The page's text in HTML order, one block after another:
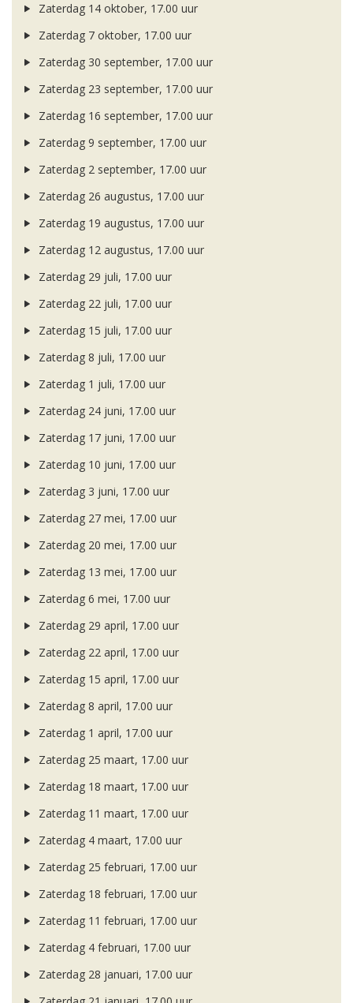
Zaterdag 14 oktober, 17.00 uur
Zaterdag 7 oktober, 17.00 uur
Zaterdag 30 september, 17.00 uur
Zaterdag 23 september, 17.00 uur
Zaterdag 16 september, 17.00 uur
Zaterdag 9 september, 17.00 uur
Zaterdag 2 september, 17.00 uur
Zaterdag 26 augustus, 17.00 uur
Zaterdag 19 augustus, 17.00 uur
Zaterdag 12 augustus, 17.00 uur
Zaterdag 29 juli, 17.00 uur
Zaterdag 22 juli, 17.00 uur
Zaterdag 15 juli, 17.00 uur
Zaterdag 8 juli, 17.00 uur
Zaterdag 1 juli, 17.00 uur
Zaterdag 24 juni, 17.00 uur
Zaterdag 17 juni, 17.00 uur
Zaterdag 10 juni, 17.00 uur
Zaterdag 3 juni, 17.00 uur
Zaterdag 27 mei, 17.00 uur
Zaterdag 20 mei, 17.00 uur
Zaterdag 13 mei, 17.00 uur
Zaterdag 6 mei, 17.00 uur
Zaterdag 29 april, 17.00 uur
Zaterdag 22 april, 17.00 uur
Zaterdag 15 april, 17.00 uur
Zaterdag 8 april, 17.00 uur
Zaterdag 1 april, 17.00 uur
Zaterdag 25 maart, 17.00 uur
Zaterdag 18 maart, 17.00 uur
Zaterdag 11 maart, 17.00 uur
Zaterdag 4 maart, 17.00 uur
Zaterdag 25 februari, 17.00 uur
Zaterdag 18 februari, 17.00 uur
Zaterdag 11 februari, 17.00 uur
Zaterdag 4 februari, 17.00 uur
Zaterdag 28 januari, 17.00 uur